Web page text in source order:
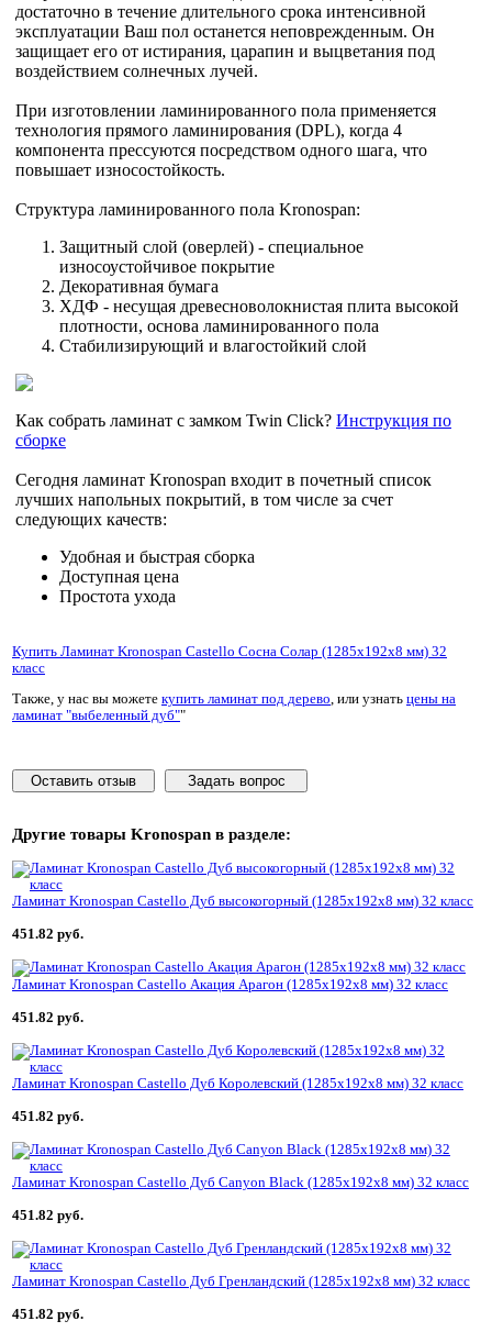
достаточно в течение длительного срока интенсивной
эксплуатации Ваш пол останется неповрежденным. Он
защищает его от истирания, царапин и выцветания под
воздействием солнечных лучей.
При изготовлении ламинированного пола применяется
технология прямого ламинирования (DPL), когда 4
компонента прессуются посредством одного шага, что
повышает износостойкость.
Структура ламинированного пола Kronospan:
Защитный слой (оверлей) - специальное
износоустойчивое покрытие
Декоративная бумага
ХДФ - несущая древесноволокнистая плита высокой
плотности, основа ламинированного пола
Стабилизирующий и влагостойкий слой
Как собрать ламинат с замком Twin Click? Инструкция по
сборке
Сегодня ламинат Kronospan входит в почетный список
лучших напольных покрытий, в том числе за счет
следующих качеств:
Удобная и быстрая сборка
Доступная цена
Простота ухода
Купить Ламинат Kronospan Castello Сосна Солар (1285x192x8 мм) 32
класс
Также, у нас вы можете купить ламинат под дерево, или узнать цены на
ламинат "выбеленный дуб""
Оставить отзыв Задать вопрос
Другие товары Kronospan в разделе:
Ламинат Kronospan Castello Дуб высокогорный (1285x192x8 мм) 32 класс
451.82 руб.
Ламинат Kronospan Castello Акация Арагон (1285x192x8 мм) 32 класс
451.82 руб.
Ламинат Kronospan Castello Дуб Королевский (1285x192x8 мм) 32 класс
451.82 руб.
Ламинат Kronospan Castello Дуб Canyon Black (1285x192x8 мм) 32 класс
451.82 руб.
Ламинат Kronospan Castello Дуб Гренландский (1285x192x8 мм) 32 класс
451.82 руб.